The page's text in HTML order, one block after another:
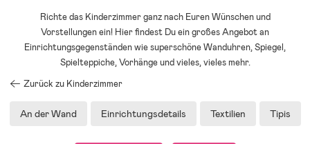
Richte das Kinderzimmer ganz nach Euren Wünschen und
Vorstellungen ein! Hier findest Du ein großes Angebot an
Einrichtungsgegenständen wie superschöne Wanduhren, Spiegel,
Spielteppiche, Vorhänge und vieles, vieles mehr.
Zurück zu Kinderzimmer
An der Wand Einrichtungsdetails Textilien Tipis